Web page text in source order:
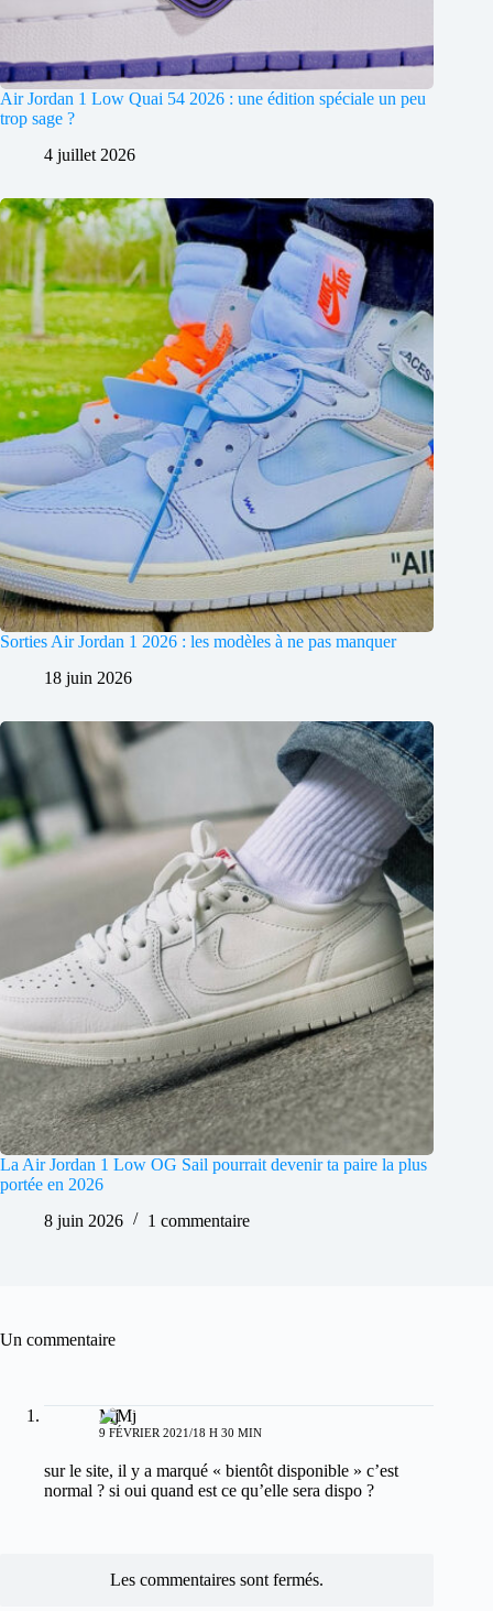
Air Jordan 1 Low Quai 54 2026 : une édition spéciale un peu
trop sage ?
4 juillet 2026
Sorties Air Jordan 1 2026 : les modèles à ne pas manquer
18 juin 2026
La Air Jordan 1 Low OG Sail pourrait devenir ta paire la plus
portée en 2026
8 juin 2026
1 commentaire
Un commentaire
Mj
9 FÉVRIER 2021/18 H 30 MIN
sur le site, il y a marqué « bientôt disponible » c’est
normal ? si oui quand est ce qu’elle sera dispo ?
Les commentaires sont fermés.